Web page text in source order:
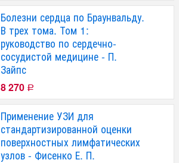
Болезни сердца по Браунвальду.
В трех тома. Том 1:
руководство по сердечно-
сосудистой медицине - П.
Зайпс
8 270 Р
Применение УЗИ для
стандартизированной оценки
поверхностных лимфатических
узлов - Фисенко Е. П.